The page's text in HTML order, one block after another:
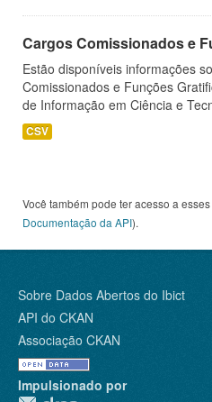
Cargos Comissionados e
Estão disponíveis informações
Comissionados e Funções
de Informação em Ciência e
CSV
Você também pode ter acesso a
Documentação da API).
Sobre Dados Abertos do Ibict
API do CKAN
Associação CKAN
Impulsionado por